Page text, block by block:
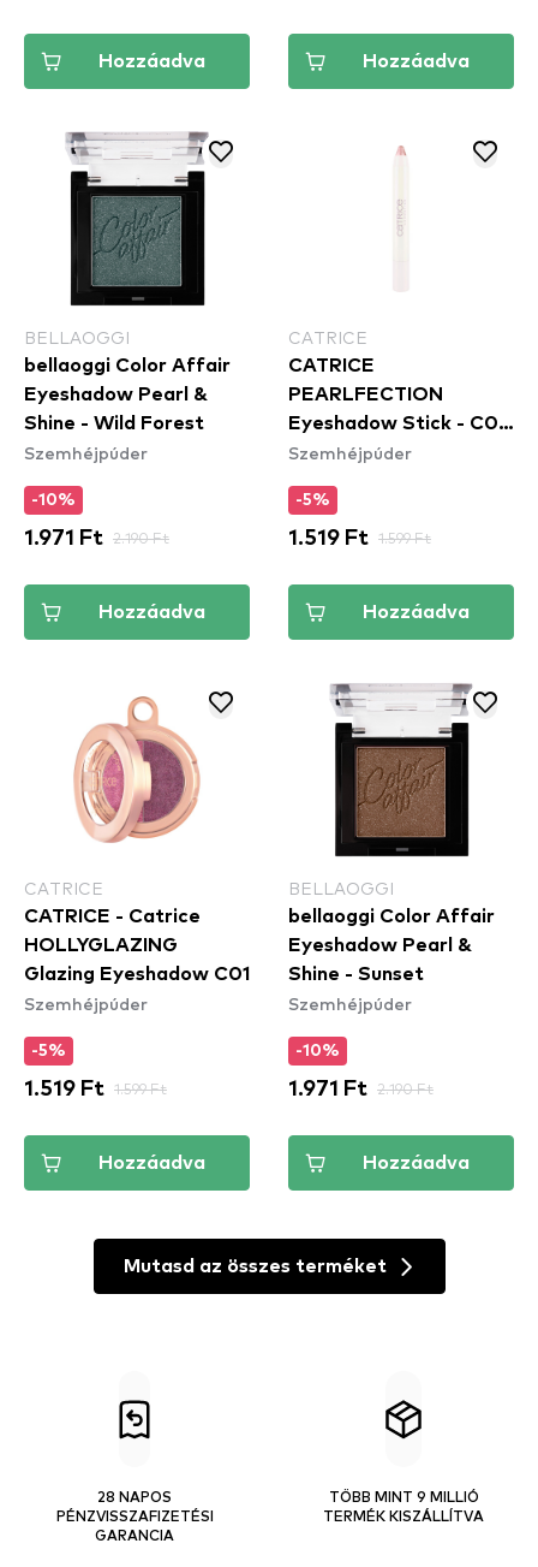
Hozzáadva Hozzáadva
BELLAOGGI
bellaoggi Color Affair
Eyeshadow Pearl &
Shine - Wild Forest
Szemhéjpúder
-10%
1.971 Ft 2.190 Ft
Hozzáadva
CATRICE
CATRICE
PEARLFECTION
Eyeshadow Stick - C02
Pearl Glaze
Szemhéjpúder
-5%
1.519 Ft 1.599 Ft
Hozzáadva
CATRICE
CATRICE - Catrice
HOLLYGLAZING
Glazing Eyeshadow C01
Szemhéjpúder
-5%
1.519 Ft 1.599 Ft
Hozzáadva
BELLAOGGI
bellaoggi Color Affair
Eyeshadow Pearl &
Shine - Sunset
Szemhéjpúder
-10%
1.971 Ft 2.190 Ft
Hozzáadva
Mutasd az összes terméket
28 NAPOS
PÉNZVISSZAFIZETÉSI
GARANCIA
TÖBB MINT 9 MILLIÓ
TERMÉK KISZÁLLÍTVA